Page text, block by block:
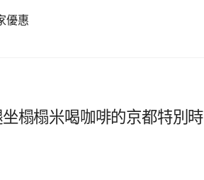
優惠
榻榻米喝咖啡的京都特別時